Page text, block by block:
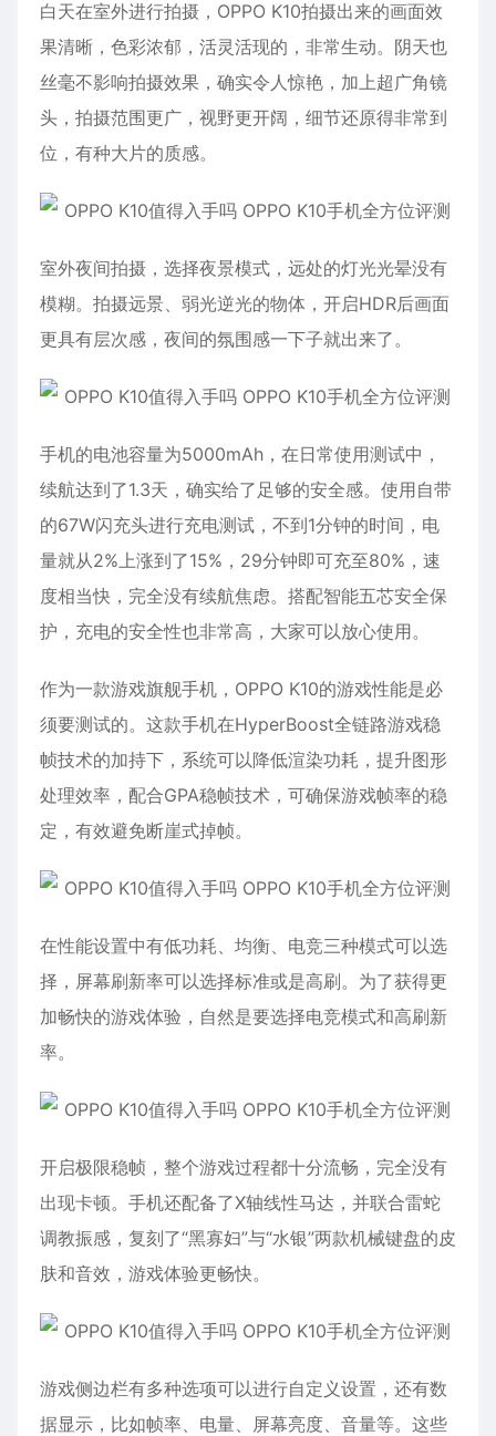
白天在室外进行拍摄，OPPO K10拍摄出来的画面效
果清晰，色彩浓郁，活灵活现的，非常生动。阴天也
丝毫不影响拍摄效果，确实令人惊艳，加上超广角镜
头，拍摄范围更广，视野更开阔，细节还原得非常到
位，有种大片的质感。
室外夜间拍摄，选择夜景模式，远处的灯光光晕没有
模糊。拍摄远景、弱光逆光的物体，开启HDR后画面
更具有层次感，夜间的氛围感一下子就出来了。
手机的电池容量为5000mAh，在日常使用测试中，
续航达到了1.3天，确实给了足够的安全感。使用自带
的67W闪充头进行充电测试，不到1分钟的时间，电
量就从2%上涨到了15%，29分钟即可充至80%，速
度相当快，完全没有续航焦虑。搭配智能五芯安全保
护，充电的安全性也非常高，大家可以放心使用。
作为一款游戏旗舰手机，OPPO K10的游戏性能是必
须要测试的。这款手机在HyperBoost全链路游戏稳
帧技术的加持下，系统可以降低渲染功耗，提升图形
处理效率，配合GPA稳帧技术，可确保游戏帧率的稳
定，有效避免断崖式掉帧。
在性能设置中有低功耗、均衡、电竞三种模式可以选
择，屏幕刷新率可以选择标准或是高刷。为了获得更
加畅快的游戏体验，自然是要选择电竞模式和高刷新
率。
开启极限稳帧，整个游戏过程都十分流畅，完全没有
出现卡顿。手机还配备了X轴线性马达，并联合雷蛇
调教振感，复刻了“黑寡妇”与“水银”两款机械键盘的皮
肤和音效，游戏体验更畅快。
游戏侧边栏有多种选项可以进行自定义设置，还有数
据显示，比如帧率、电量、屏幕亮度、音量等。这些